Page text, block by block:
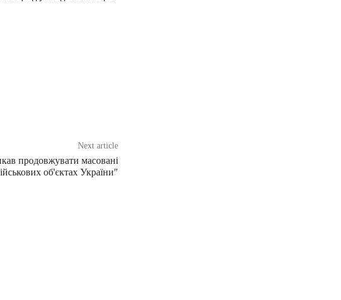
Next article
продовжувати масовані
об'єктах України"